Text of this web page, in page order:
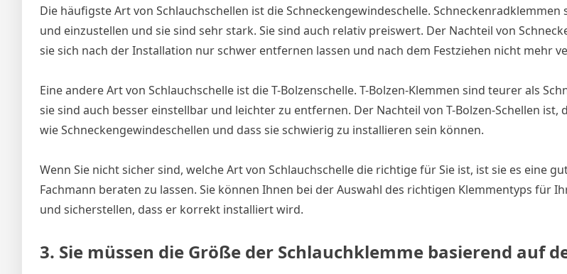
Die häufigste Art von Schlauchschellen ist die Schneckengewindeschelle. Schneckenradklemmen
und einzustellen und sie sind sehr stark. Sie sind auch relativ preiswert. Der Nachteil von
sie sich nach der Installation nur schwer entfernen lassen und nach dem Festziehen nicht mehr
Eine andere Art von Schlauchschelle ist die T-Bolzenschelle. T-Bolzen-Klemmen sind teurer als
sie sind auch besser einstellbar und leichter zu entfernen. Der Nachteil von T-Bolzen-Schellen ist,
wie Schneckengewindeschellen und dass sie schwierig zu installieren sein können.
Wenn Sie nicht sicher sind, welche Art von Schlauchschelle die richtige für Sie ist, ist sie es eine
Fachmann beraten zu lassen. Sie können Ihnen bei der Auswahl des richtigen Klemmentyps für
und sicherstellen, dass er korrekt installiert wird.
3. Sie müssen die Größe der Schlauchklemme basierend auf